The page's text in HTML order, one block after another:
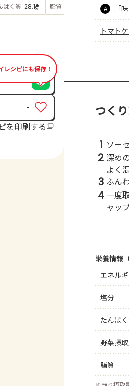
ぱく質 28.1g 脂質 もっと見る
レシピにも保存！
-
を印刷する
A 「
トマト
つく
1 ソー
2 深め
よく
3 ふん
4 一度
ャッ
栄養情報
エネル
塩分
たんぱ
野菜摂
脂質